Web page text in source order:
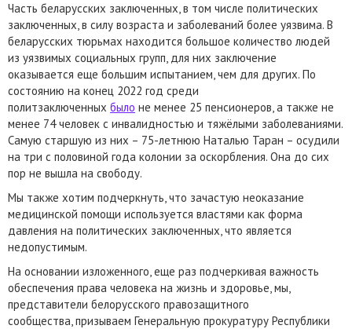
Часть беларусских заключенных, в том числе политических
заключенных, в силу возраста и заболеваний более уязвима. В
беларусских тюрьмах находится большое количество людей
из уязвимых социальных групп, для них заключение
оказывается еще большим испытанием, чем для других. По
состоянию на конец 2022 год среди
политзаключенных было не менее 25 пенсионеров, а также не
менее 74 человек с инвалидностью и тяжёлыми заболеваниями.
Самую старшую из них – 75-летнюю Наталью Таран – осудили
на три с половиной года колонии за оскорбления. Она до сих
пор не вышла на свободу.
Мы также хотим подчеркнуть, что зачастую неоказание
медицинской помощи используется властями как форма
давления на политических заключенных, что является
недопустимым.
На основании изложенного, еще раз подчеркивая важность
обеспечения права человека на жизнь и здоровье, мы,
представители белорусского правозащитного
сообщества, призываем Генеральную прокуратуру Республики